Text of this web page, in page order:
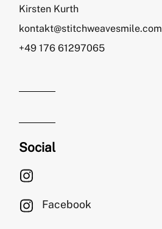
Kirsten Kurth
kontakt@stitchweavesmile.com
+49 176 61297065
Social
Facebook